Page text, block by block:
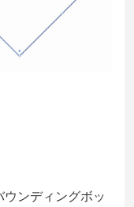
ンディングボッ